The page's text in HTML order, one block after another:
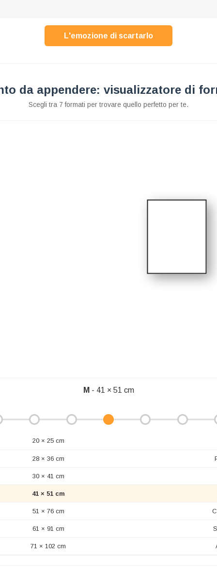
L'emozione di scartarlo
da appendere: visualizzatore di
Scegli tra 7 formati per trovare quello perfetto per te.
M - 41 × 51 cm
20 × 25 cm
28 × 36 cm
30 × 41 cm
41 × 51 cm
51 × 76 cm
61 × 91 cm
71 × 102 cm